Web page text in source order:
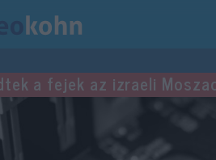
a fejek az izraeli